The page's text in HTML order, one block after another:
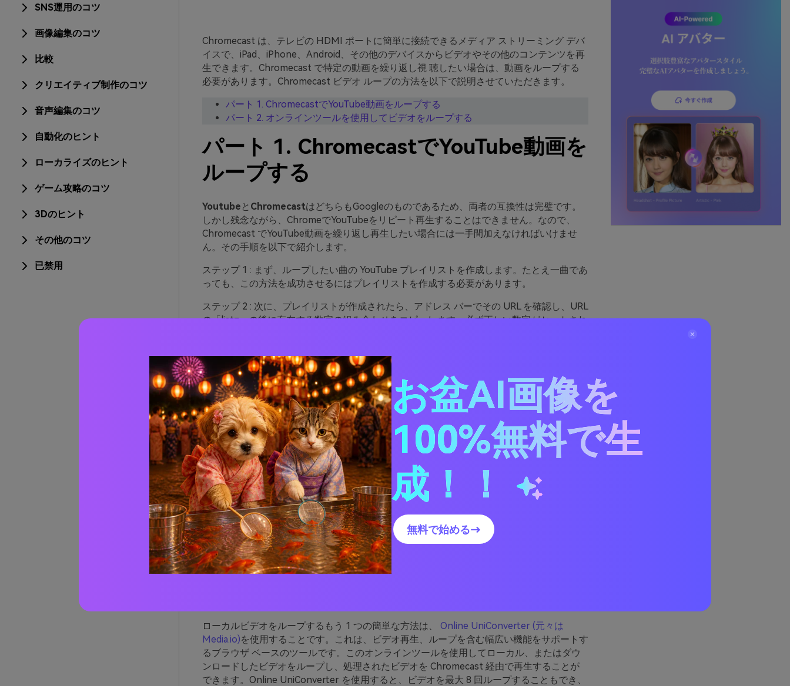
SNS運用のコツ
画像編集のコツ
比較
クリエイティブ制作のコツ
音声編集のコツ
自動化のヒント
ローカライズのヒント
ゲーム攻略のコツ
3Dのヒント
その他のコツ
已禁用
Chromecast は、テレビの HDMI ポートに簡単に接続できるメディア ストリーミング デバ
イスで、iPad、iPhone、Android、その他のデバイスからビデオやその他のコンテンツを再
生できます。Chromecast で特定の動画を繰り返し視 聴したい場合は、動画をループする
必要があります。Chromecast ビデオ ループの方法を以下で説明させていただきます。
パート 1. ChromecastでYouTube動画をループする
パート 2. オンラインツールを使用してビデオをループする
パート 1. ChromecastでYouTube動画を
ループする
Youtube と ChromecastはどちらもGoogleのものであるため、両者の互換性は完璧です。
しかし残念ながら、ChromeでYouTubeをリピート再生することはできません。なので、
Chromecast でYouTube動画を繰り返し再生したい場合には一手間加えなければいけませ
ん。その手順を以下で紹介します。
ステップ 1 : まず、ループしたい曲の YouTube プレイリストを作成します。たとえ一曲であ
っても、この方法を成功させるにはプレイリストを作成する必要があります。
ステップ 2 : 次に、プレイリストが作成されたら、アドレス バーでその URL を確認し、URL
の「list=」の後に存在する数字の組み合わせをコピーします。必ず正しい数字がセットされ
ステップ 3: 次に、プレイリスト URL を変更してループするようにする必要があります。そ
のためには、プレイリスト URL の末尾に &autoplay=1&controls=0&loop=1 を追加する必
要があります。したがって、元の URL が https://www.youtube.com/playlist?
list=PL63F0C78739B09958 の場合、新しく変更された URL は
https://www.youtube.com/playlist?
list=PL63F0C78739B09958&autoplay=1&controls=0&loop= になります。 1.
ステップ 4: 次に、カスタム オプションでビデオを再生できる Web アプリケーションの
DashCast を使用する必要があります。これを機能させるには、Chromeブラウザを開いて
リンク https://stestagg.github.io/dashcast/ を実行します。ここ に、ステップ３までで作
成したYouTube プレイリスト用に変更した URL を貼り付けます。
ステップ 5: [強制表示] オプションをオンにして [はい] にします。次に [Go] ボタンをクリ
ックすると、ビデオを再生する Chromecast デバイスを選択するよう求められます。以上
の手順を用いることでYouTube プレイリストが繰り返し再生 されるようになります。
パート 2. オンラインツールを使用して
ローカルビデオをループするもう 1 つの簡単な方法は、 Online UniConverter (元々は
Media.io)を使用することです。これは、ビデオ再生、ループを含む幅広い機能をサポートす
るブラウザ ベースのツールです。このオンラインツールを使用してローカル、またはダウ
ンロードしたビデオをループし、処理されたビデオを Chromecast 経由で再生することが
できます。Online UniConverter を使用すると、ビデオを最大 8 回ループすることもでき、
お盆AI画像を
100%無料で生
成！！
無料で始める→